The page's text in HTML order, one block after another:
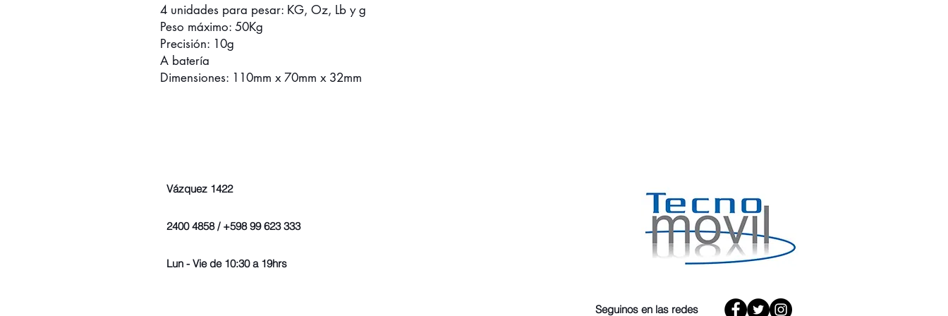
4 unidades para pesar: KG, Oz, Lb y g
Peso máximo: 50Kg
Precisión: 10g
A batería
Dimensiones: 110mm x 70mm x 32mm
Vázquez 1422
2400 4858 / +598 99 623 333
Lun - Vie de 10:30 a 19hrs
Seguinos en las redes